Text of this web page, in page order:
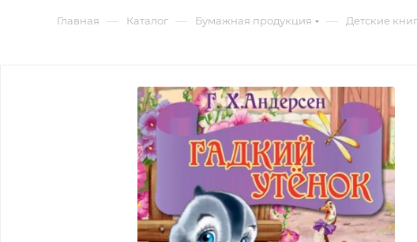
Главная — Каталог — Бумажная продукция — Детские